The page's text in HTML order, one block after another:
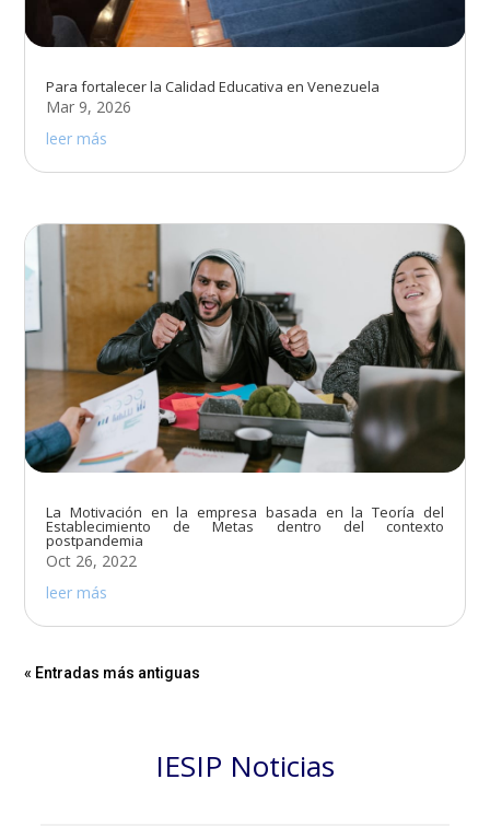
Para fortalecer la Calidad Educativa en Venezuela
Mar 9, 2026
leer más
La Motivación en la empresa basada en la Teoría del
Establecimiento de Metas dentro del contexto
postpandemia
Oct 26, 2022
leer más
« Entradas más antiguas
IESIP Noticias